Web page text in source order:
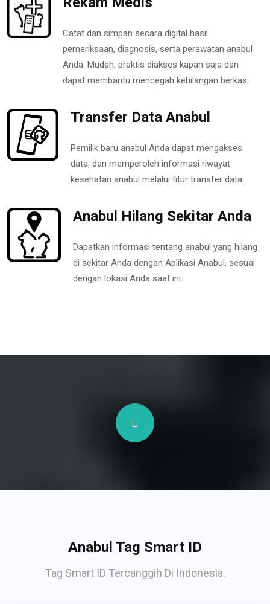
Catat dan simpan secara digital hasil
pemeriksaan, diagnosis, serta perawatan anabul
Anda. Mudah, praktis diakses kapan saja dan
dapat membantu mencegah kehilangan berkas.
Transfer Data Anabul
Pemilik baru anabul Anda dapat mengakses
data, dan memperoleh informasi riwayat
kesehatan anabul melalui fitur transfer data.
Anabul Hilang Sekitar Anda
Dapatkan informasi tentang anabul yang hilang
di sekitar Anda dengan Aplikasi Anabul, sesuai
dengan lokasi Anda saat ini.
Anabul Tag Smart ID
Tag Smart ID Tercanggih Di Indonesia.